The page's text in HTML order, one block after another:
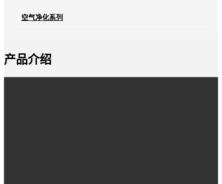
空气净化系列
产品介绍